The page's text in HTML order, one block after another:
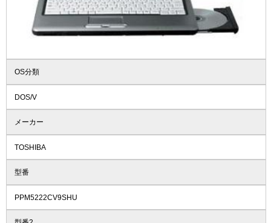
OS分類
DOS/V
メーカー
TOSHIBA
型番
PPM5222CV9SHU